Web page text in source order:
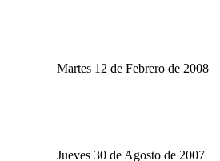
Martes 12 de Febrero de 2008
Jueves 30 de Agosto de 2007